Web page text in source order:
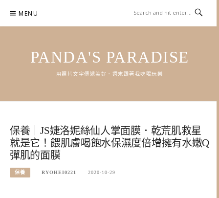
content
MENU
PANDA'S PARADISE
用照片文字傳遞美好．週末跟著我吃喝玩樂
保養｜JS婕洛妮絲仙人掌面膜．乾荒肌救星
就是它！餵肌膚喝飽水保濕度倍增擁有水嫩Q
彈肌的面膜
保養 RYOHEI0221 2020-10-29